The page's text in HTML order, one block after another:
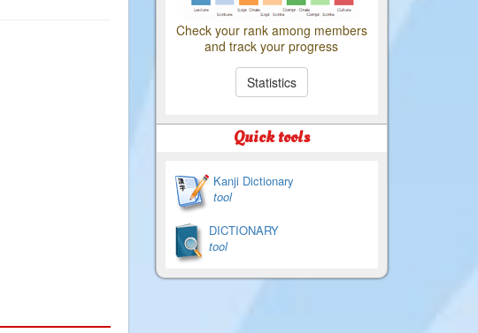
Check your rank among members
and track your progress
Statistics
Quick tools
Kanji Dictionary
tool
DICTIONARY
tool